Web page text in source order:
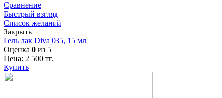
Сравнение
Быстрый взгляд
Список желаний
Закрыть
Гель лак Diva 035, 15 мл
Оценка 0 из 5
Цена: 2 500 тг.
Купить